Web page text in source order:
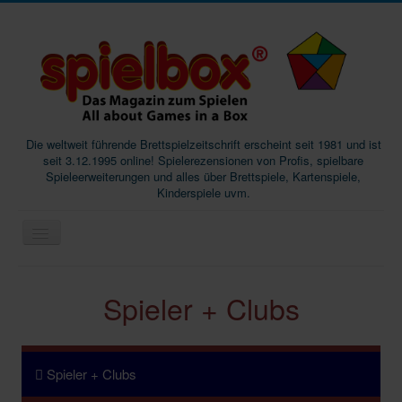
Die weltweit führende Brettspielzeitschrift erscheint seit 1981 und ist
seit 3.12.1995 online! Spielerezensionen von Profis, spielbare
Spieleerweiterungen und alles über Brettspiele, Kartenspiele,
Kinderspiele uvm.
Podcast
Spieler + Clubs
Spieler + Clubs